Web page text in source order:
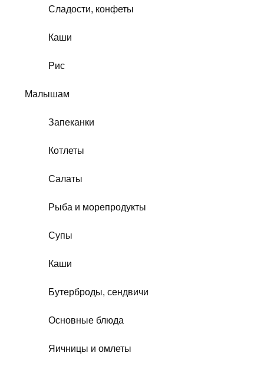
Сладости, конфеты
Каши
Рис
Малышам
Запеканки
Котлеты
Салаты
Рыба и морепродукты
Супы
Каши
Бутерброды, сендвичи
Основные блюда
Яичницы и омлеты